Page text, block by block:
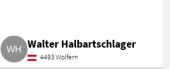
Walter Halbartschlager
4493 Wolfern